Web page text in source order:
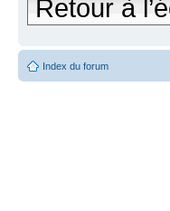
Retour à
Index du forum